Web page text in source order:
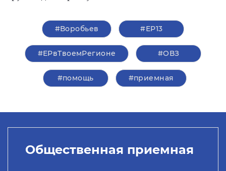
#Воробьев #ЕР13
#ЕРвТвоемРегионе #ОВЗ
#помощь #приемная
Общественная приемная